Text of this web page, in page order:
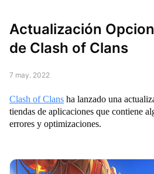
Actualización
de Clash of Clans
7 may. 2022
Clash of Clansha lanzado una
tiendas de aplicaciones que contiene
errores y optimizaciones.